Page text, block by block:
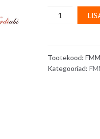
Plastvorm
quantity
Tootekood:
Kategooriad: